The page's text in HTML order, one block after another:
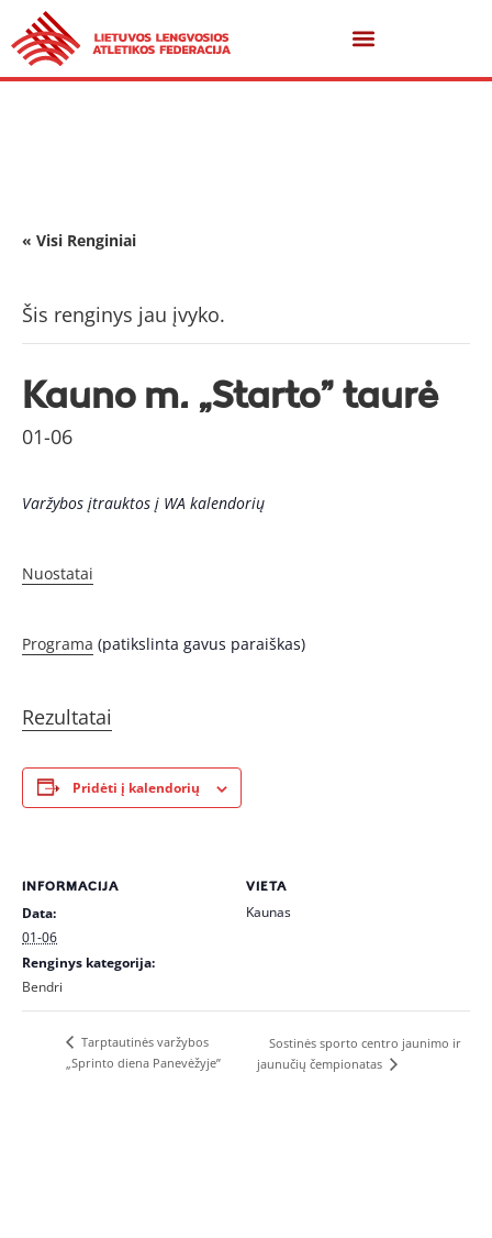
« Visi Renginiai
Šis renginys jau įvyko.
Kauno m. „Starto” taurė
01-06
Varžybos įtrauktos į WA kalendorių
Nuostatai
Programa (patikslinta gavus paraiškas)
Rezultatai
Pridėti į kalendorių
INFORMACIJA
Data:
01-06
Renginys kategorija:
Bendri
VIETA
Kaunas
Tarptautinės varžybos
„Sprinto diena Panevėžyje”
Sostinės sporto centro jaunimo ir
jaunučių čempionatas